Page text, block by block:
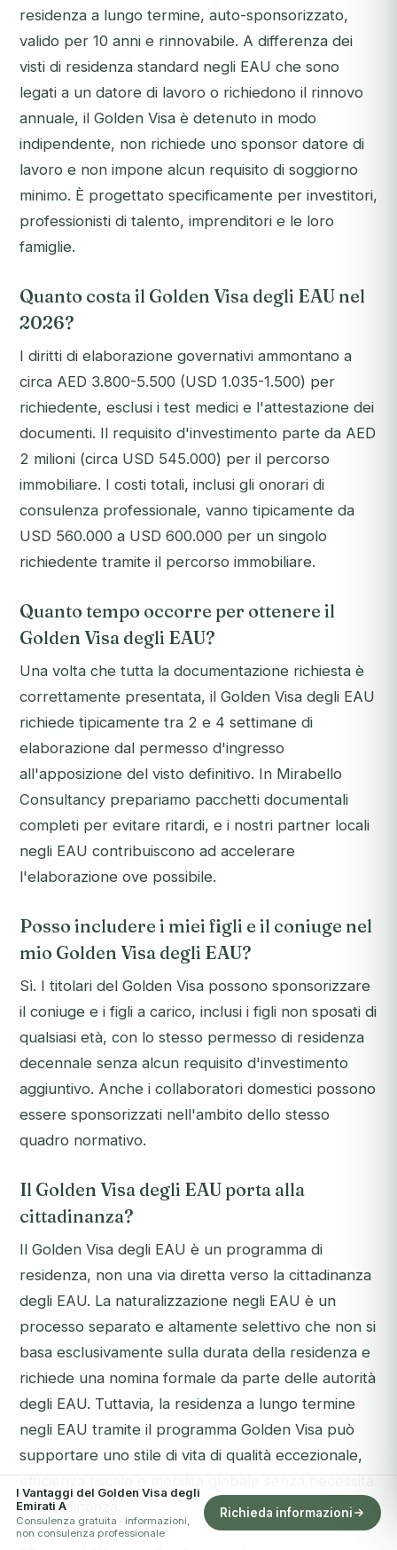
residenza a lungo termine, auto-sponsorizzato,
valido per 10 anni e rinnovabile. A differenza dei
visti di residenza standard negli EAU che sono
legati a un datore di lavoro o richiedono il rinnovo
annuale, il Golden Visa è detenuto in modo
indipendente, non richiede uno sponsor datore di
lavoro e non impone alcun requisito di soggiorno
minimo. È progettato specificamente per investitori,
professionisti di talento, imprenditori e le loro
famiglie.
Quanto costa il Golden Visa degli EAU nel
2026?
I diritti di elaborazione governativi ammontano a
circa AED 3.800-5.500 (USD 1.035-1.500) per
richiedente, esclusi i test medici e l'attestazione dei
documenti. Il requisito d'investimento parte da AED
2 milioni (circa USD 545.000) per il percorso
immobiliare. I costi totali, inclusi gli onorari di
consulenza professionale, vanno tipicamente da
USD 560.000 a USD 600.000 per un singolo
richiedente tramite il percorso immobiliare.
Quanto tempo occorre per ottenere il
Golden Visa degli EAU?
Una volta che tutta la documentazione richiesta è
correttamente presentata, il Golden Visa degli EAU
richiede tipicamente tra 2 e 4 settimane di
elaborazione dal permesso d'ingresso
all'apposizione del visto definitivo. In Mirabello
Consultancy prepariamo pacchetti documentali
completi per evitare ritardi, e i nostri partner locali
negli EAU contribuiscono ad accelerare
l'elaborazione ove possibile.
Posso includere i miei figli e il coniuge nel
mio Golden Visa degli EAU?
Sì. I titolari del Golden Visa possono sponsorizzare
il coniuge e i figli a carico, inclusi i figli non sposati di
qualsiasi età, con lo stesso permesso di residenza
decennale senza alcun requisito d'investimento
aggiuntivo. Anche i collaboratori domestici possono
essere sponsorizzati nell'ambito dello stesso
quadro normativo.
Il Golden Visa degli EAU porta alla
cittadinanza?
Il Golden Visa degli EAU è un programma di
residenza, non una via diretta verso la cittadinanza
degli EAU. La naturalizzazione negli EAU è un
processo separato e altamente selettivo che non si
basa esclusivamente sulla durata della residenza e
richiede una nomina formale da parte delle autorità
degli EAU. Tuttavia, la residenza a lungo termine
negli EAU tramite il programma Golden Visa può
supportare uno stile di vita di qualità eccezionale,
efficienza fiscale e mobilità globale senza necessità
di cittadinanza.
I Vantaggi del Golden Visa degli
Emirati A
Consulenza gratuita · informazioni,
non consulenza professionale
Richieda informazioni